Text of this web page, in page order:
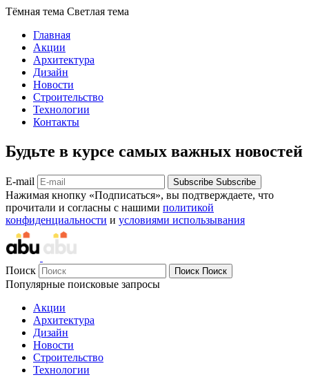
Тёмная тема Светлая тема
Главная
Акции
Архитектура
Дизайн
Новости
Строительство
Технологии
Контакты
Будьте в курсе самых важных новостей
E-mail Subscribe Subscribe
Нажимая кнопку «Подписаться», вы подтверждаете, что
прочитали и согласны с нашими политикой
конфиденциальности и условиями использывания
Поиск Поиск Поиск
Популярные поисковые запросы
Акции
Архитектура
Дизайн
Новости
Строительство
Технологии